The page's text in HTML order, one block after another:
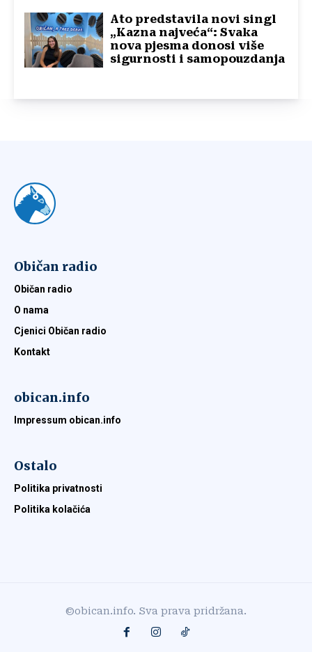
Ato predstavila novi singl
„Kazna najveća“: Svaka
nova pjesma donosi više
sigurnosti i samopouzdanja
Običan radio
Običan radio
O nama
Cjenici Običan radio
Kontakt
obican.info
Impressum obican.info
Ostalo
Politika privatnosti
Politika kolačića
©obican.info. Sva prava pridržana.